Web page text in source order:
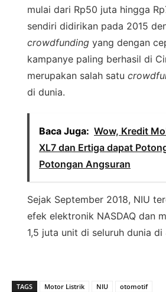
mulai dari Rp50 juta hingga
sendiri didirikan pada 2015
crowdfunding yang dengan
kampanye paling berhasil di
merupakan salah satu
di dunia.
Baca Juga: Wow, Kredit
XL7 dan Ertiga dapat
Potongan Angsuran
Sejak September 2018, NIU
efek elektronik NASDAQ dan
1,5 juta unit di seluruh dunia di
TAGS Motor Listrik NIU otomotif